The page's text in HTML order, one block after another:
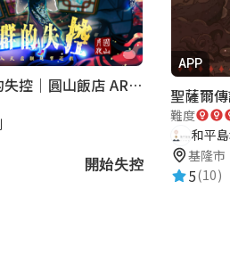
圓山月夜-羊群的失控｜圓山飯店 ARG實境解謎遊戲
開始失控
APP
聖薩爾
難度
和平
基隆市
5(10)